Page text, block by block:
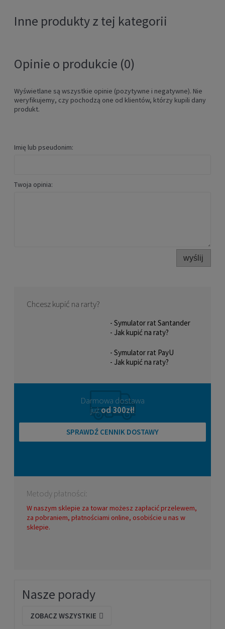
Inne produkty z tej kategorii
Opinie o produkcie (0)
Wyświetlane są wszystkie opinie (pozytywne i negatywne). Nie
weryfikujemy, czy pochodzą one od klientów, którzy kupili dany
produkt.
Imię lub pseudonim:
Twoja opinia:
wyślij
Chcesz kupić na rarty?
- Symulator rat Santander
- Jak kupić na raty?
- Symulator rat PayU
- Jak kupić na raty?
Darmowa dostawa
już od 300zł!
SPRAWDŹ CENNIK DOSTAWY
Metody płatności:
W naszym sklepie za towar możesz zapłacić przelewem,
za pobraniem, płatnościami online, osobiście u nas w
sklepie.
Nasze porady
ZOBACZ WSZYSTKIE